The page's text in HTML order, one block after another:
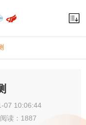
07 10:06:44
阅读：1887